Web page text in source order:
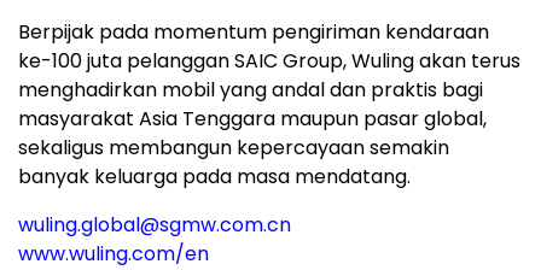
Berpijak pada momentum pengiriman kendaraan
ke-100 juta pelanggan SAIC Group, Wuling akan terus
menghadirkan mobil yang andal dan praktis bagi
masyarakat Asia Tenggara maupun pasar global,
sekaligus membangun kepercayaan semakin
banyak keluarga pada masa mendatang.
wuling.global@sgmw.com.cn
www.wuling.com/en